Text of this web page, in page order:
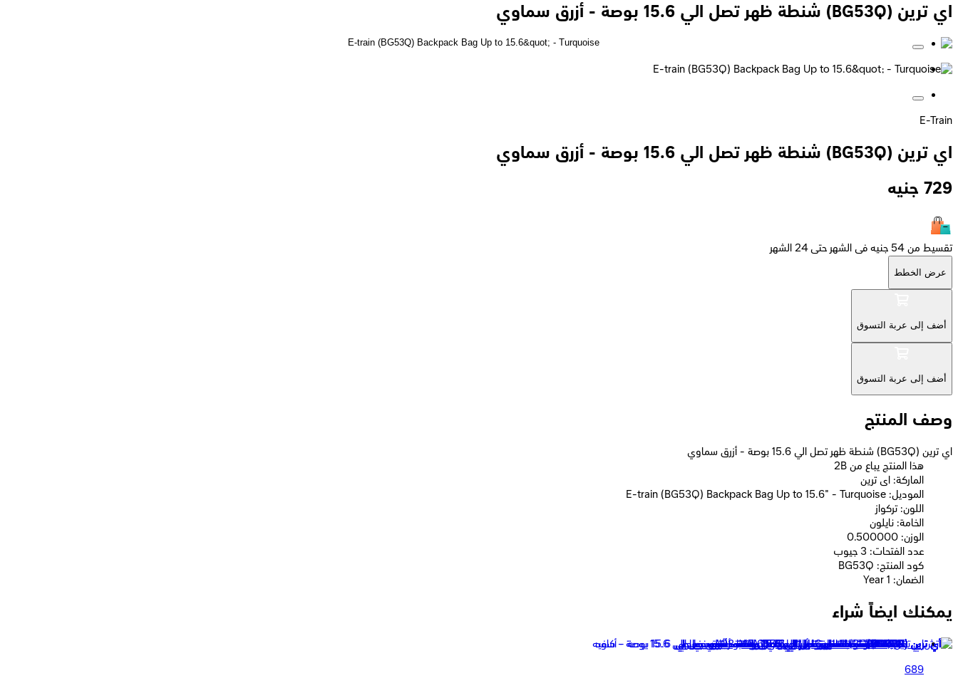
اي ترين (BG53Q) شنطة ظهر تصل الي 15.6 بوصة - أزرق سماوي
E-Train
اي ترين (BG53Q) شنطة ظهر تصل الي 15.6 بوصة - أزرق سماوي
729 جنيه
تقسيط من 54 جنيه فى الشهر حتى 24 الشهر
عرض الخطط
أضف إلى عربة التسوق
أضف إلى عربة التسوق
وصف المنتج
اي ترين (BG53Q) شنطة ظهر تصل الي 15.6 بوصة - أزرق سماوي
2B هذا المنتج يباع من
الماركة: اى ترين
الموديل: E-train (BG53Q) Backpack Bag Up to 15.6" - Turquoise
اللون: تركواز
الخامة: نايلون
الوزن: 0.500000
عدد الفتحات: 3 جيوب
كود المنتج: BG53Q
الضمان: 1 Year
يمكنك ايضاً شراء
اي ترين (BG02U) شنطة ظهر تصل الي 15.6 بوصة - بنفسجي
689